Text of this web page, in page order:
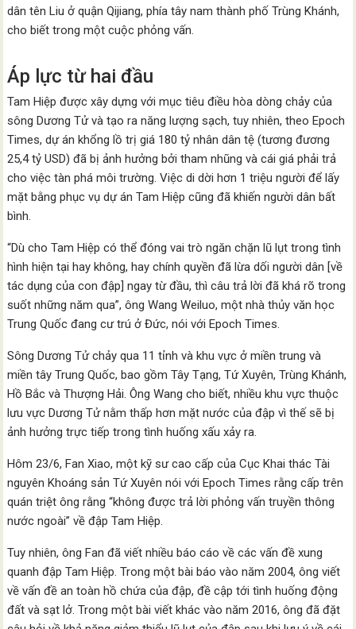
dân tên Liu ở quận Qijiang, phía tây nam thành phố Trùng Khánh,
cho biết trong một cuộc phỏng vấn.
Áp lực từ hai đầu
Tam Hiệp được xây dựng với mục tiêu điều hòa dòng chảy của
sông Dương Tử và tạo ra năng lượng sạch, tuy nhiên, theo Epoch
Times, dự án khổng lồ trị giá 180 tỷ nhân dân tệ (tương đương
25,4 tỷ USD) đã bị ảnh hưởng bởi tham nhũng và cái giá phải trả
cho việc tàn phá môi trường. Việc di dời hơn 1 triệu người để lấy
mặt bằng phục vụ dự án Tam Hiệp cũng đã khiến người dân bất
bình.
“Dù cho Tam Hiệp có thể đóng vai trò ngăn chặn lũ lụt trong tình
hình hiện tại hay không, hay chính quyền đã lừa dối người dân [về
tác dụng của con đập] ngay từ đầu, thì câu trả lời đã khá rõ trong
suốt những năm qua”, ông Wang Weiluo, một nhà thủy văn học
Trung Quốc đang cư trú ở Đức, nói với Epoch Times.
Sông Dương Tử chảy qua 11 tỉnh và khu vực ở miền trung và
miền tây Trung Quốc, bao gồm Tây Tạng, Tứ Xuyên, Trùng Khánh,
Hồ Bắc và Thượng Hải. Ông Wang cho biết, nhiều khu vực thuộc
lưu vực Dương Tử nằm thấp hơn mặt nước của đập vì thế sẽ bị
ảnh hưởng trực tiếp trong tình huống xấu xảy ra.
Hôm 23/6, Fan Xiao, một kỹ sư cao cấp của Cục Khai thác Tài
nguyên Khoáng sản Tứ Xuyên nói với Epoch Times rằng cấp trên
quán triệt ông rằng “không được trả lời phỏng vấn truyền thông
nước ngoài” về đập Tam Hiệp.
Tuy nhiên, ông Fan đã viết nhiều báo cáo về các vấn đề xung
quanh đập Tam Hiệp. Trong một bài báo vào năm 2004, ông viết
về vấn đề an toàn hồ chứa của đập, đề cập tới tình huống động
đất và sạt lở. Trong một bài viết khác vào năm 2016, ông đã đặt